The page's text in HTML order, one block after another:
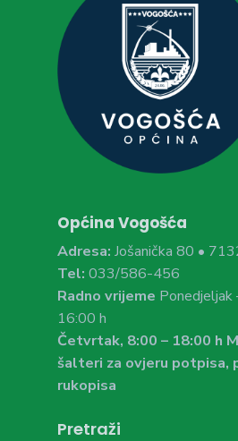
Općina Vogošća
Adresa: Jošanička 80 •
Tel: 033/586-456
Radno vrijeme Ponedjeljak
16:00 h
Četvrtak, 8:00 – 18:00 h
šalteri za ovjeru potpisa,
rukopisa
Pretraži